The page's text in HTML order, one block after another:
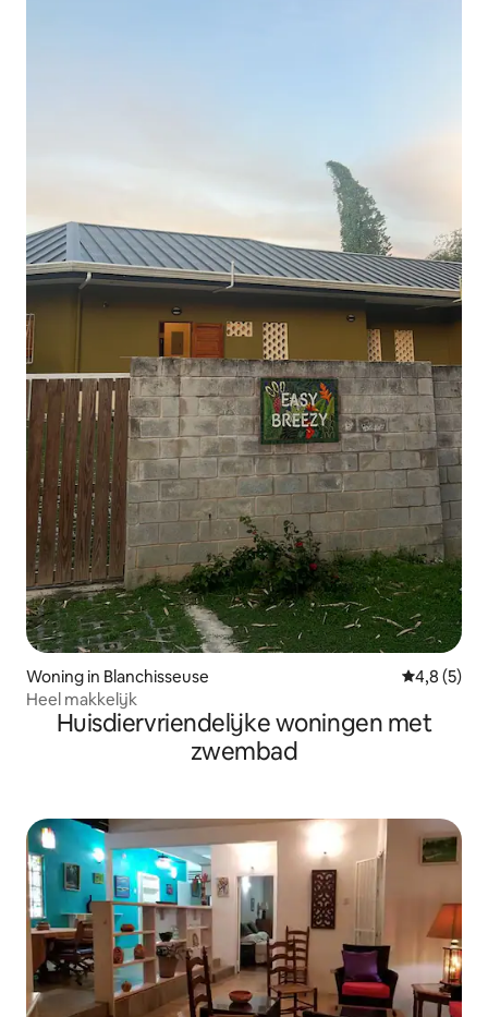
Woning in Blanchisseuse
4,8 (5)
Heel makkelijk
Huisdiervriendelijke woningen met
zwembad